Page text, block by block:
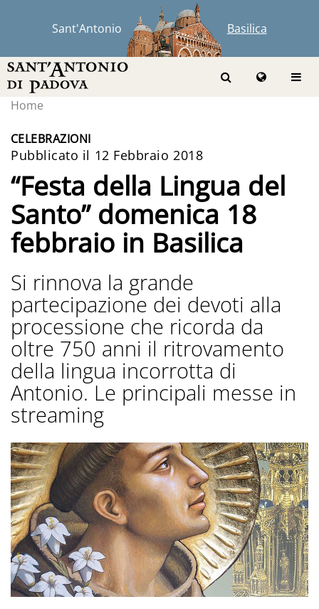
Sant'Antonio Basilica
Home
CELEBRAZIONI
Pubblicato il 12 Febbraio 2018
“Festa della Lingua del
Santo” domenica 18
febbraio in Basilica
Si rinnova la grande
partecipazione dei devoti alla
processione che ricorda da
oltre 750 anni il ritrovamento
della lingua incorrotta di
Antonio. Le principali messe in
streaming